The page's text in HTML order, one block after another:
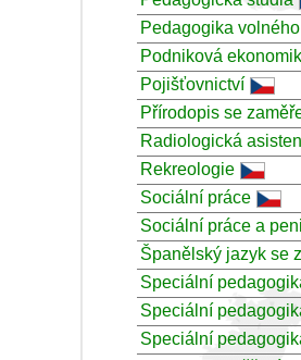
Pedagogika
Podniková
Pojišťovnictví
Přírodopis se
Radiologická
Rekreologie
Sociální práce
Sociální práce a
Španělský jazyk se
Speciální
Speciální
Speciální